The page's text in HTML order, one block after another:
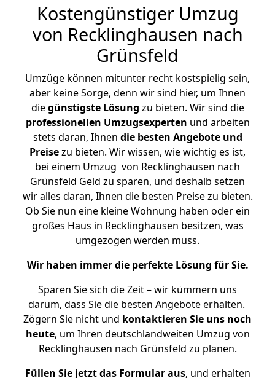
Kostengünstiger Umzug
von Recklinghausen nach
Grünsfeld
Umzüge können mitunter recht kostspielig sein,
aber keine Sorge, denn wir sind hier, um Ihnen
diegünstigste Lösung zu bieten. Wir sind die
professionellen Umzugsexperten und arbeiten
stets daran, Ihnen die besten Angebote und
Preisezu bieten. Wir wissen, wie wichtig es ist,
bei einem Umzug von Recklinghausen nach
Grünsfeld Geld zu sparen, und deshalb setzen
wir alles daran, Ihnen die besten Preise zu bieten.
Ob Sie nun eine kleine Wohnung haben oder ein
großes Haus in Recklinghausen besitzen, was
umgezogen werden muss.
Wir haben immer die perfekte Lösung für Sie.
Sparen Sie sich die Zeit – wir kümmern uns
darum, dass Sie die besten Angebote erhalten.
Zögern Sie nicht und kontaktieren Sie uns noch
heute, um Ihren deutschlandweiten Umzug von
Recklinghausen nach Grünsfeld zu planen.
Füllen Sie jetzt das Formular aus, und erhalten